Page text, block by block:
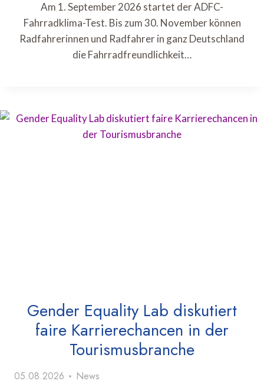
Am 1. September 2026 startet der ADFC-
Fahrradklima-Test. Bis zum 30. November können
Radfahrerinnen und Radfahrer in ganz Deutschland
die Fahrradfreundlichkeit…
Gender Equality Lab diskutiert
faire Karrierechancen in der
Tourismusbranche
05.08.2026 News